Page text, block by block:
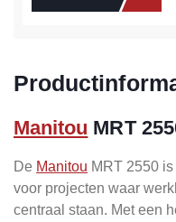
Manitou MRT
De Manitou MRT 2550
voor projecten waar
centraal staan. Met een